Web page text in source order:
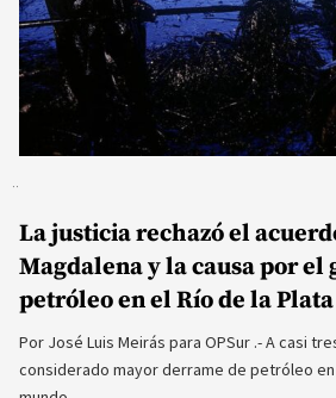
La justicia rechazó el
Magdalena y la causa por el
petróleo en el Río de la
Por José Luis Meirás para OPSur .- A casi
considerado mayor derrame de petróleo